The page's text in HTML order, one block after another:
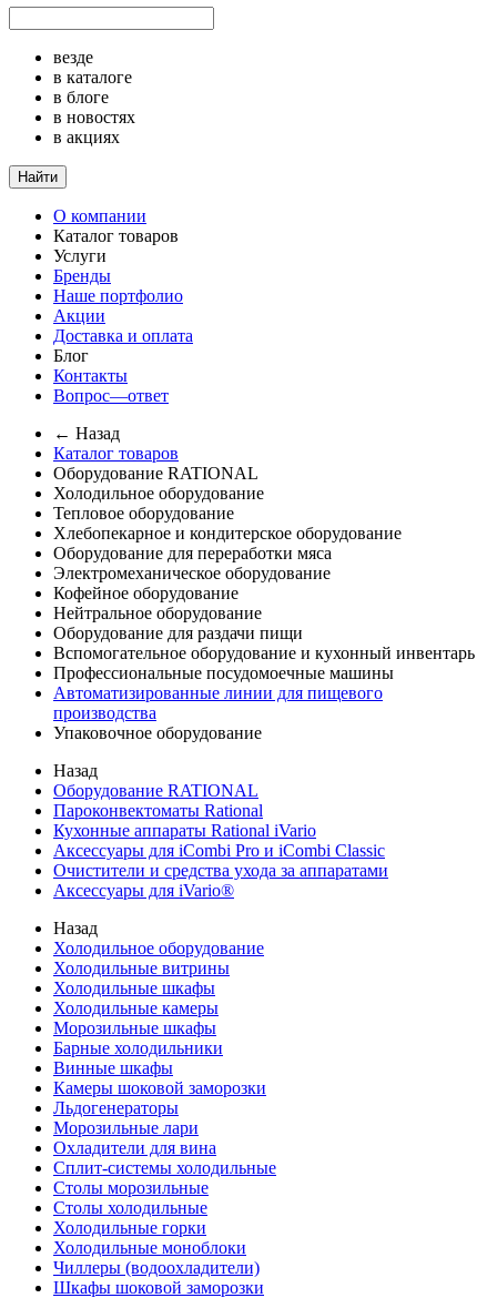
везде
в каталоге
в блоге
в новостях
в акциях
Найти
О компании
Каталог товаров
Услуги
Бренды
Наше портфолио
Акции
Доставка и оплата
Блог
Контакты
Вопрос—ответ
← Назад
Каталог товаров
Оборудование RATIONAL
Холодильное оборудование
Тепловое оборудование
Хлебопекарное и кондитерское оборудование
Оборудование для переработки мяса
Электромеханическое оборудование
Кофейное оборудование
Нейтральное оборудование
Оборудование для раздачи пищи
Вспомогательное оборудование и кухонный инвентарь
Профессиональные посудомоечные машины
Автоматизированные линии для пищевого
производства
Упаковочное оборудование
Назад
Оборудование RATIONAL
Пароконвектоматы Rational
Кухонные аппараты Rational iVario
Аксессуары для iCombi Pro и iCombi Classic
Очистители и средства ухода за аппаратами
Аксессуары для iVario®
Назад
Холодильное оборудование
Холодильные витрины
Холодильные шкафы
Холодильные камеры
Морозильные шкафы
Барные холодильники
Винные шкафы
Камеры шоковой заморозки
Льдогенераторы
Морозильные лари
Охладители для вина
Сплит-системы холодильные
Столы морозильные
Столы холодильные
Холодильные горки
Холодильные моноблоки
Чиллеры (водоохладители)
Шкафы шоковой заморозки